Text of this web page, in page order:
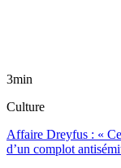
3min
Culture
Affaire Dreyfus : «
d’un complot